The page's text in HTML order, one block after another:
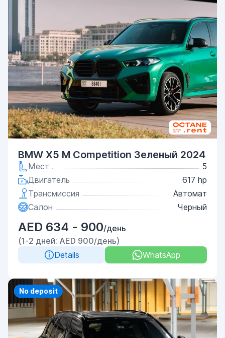
BMW X5 M Competition Зеленый 2024
Мест
5
Двигатель
617 hp
Трансмиссия
Автомат
Салон
Черный
AED 634 - 900/день
(1-2 дней: AED 900/день)
Details
WhatsApp
Priority
No deposit